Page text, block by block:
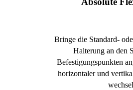
Bringe die Standard-
Halterung an den
Befestigungspunkten
horizontaler und